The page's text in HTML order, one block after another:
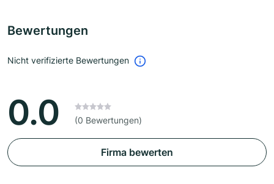
Bewertungen
Nicht verifizierte Bewertungen
0.0 (0 Bewertungen)
Firma bewerten